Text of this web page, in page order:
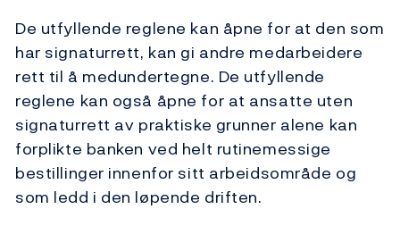
De utfyllende reglene kan åpne for at den som
har signaturrett, kan gi andre medarbeidere
rett til å medundertegne. De utfyllende
reglene kan også åpne for at ansatte uten
signaturrett av praktiske grunner alene kan
forplikte banken ved helt rutinemessige
bestillinger innenfor sitt arbeidsområde og
som ledd i den løpende driften.